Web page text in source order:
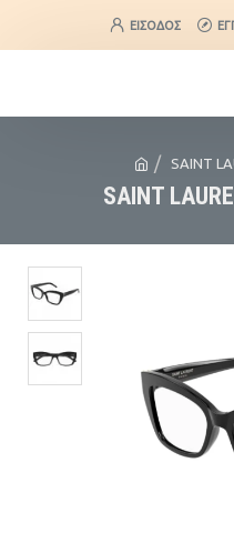
ΕΊΣΟΔΟΣ
SAINT
SAINT